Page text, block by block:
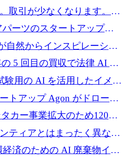
万ドルを調達
取引が少なくなります。
ヨーロッパのテクノロジーに
ーツのスタートアップ
ドルを調達
自然からインスピレーショ
ソフトウェアを拡張するた
ポンドを調達
の 5 回目の買収で法律 AI ス
を買収
験用の AI を活用したイメー
ォームを拡張するためにシ
万ドルを確保
トアップ Agon がドローン
想戦場を構築、3,000 万ドル
カー事業拡大のため120万
ティアとはまったく異なる
ンス人の「控えめな」後任
経済のための AI 廃棄物イン